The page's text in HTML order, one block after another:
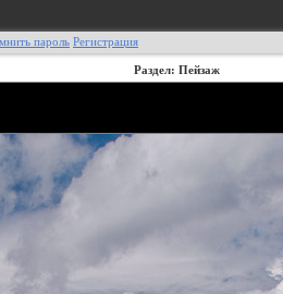
пароль Регистрация
Раздел: Пейзаж